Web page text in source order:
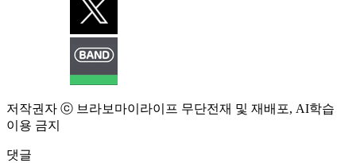
저작권자 ⓒ 브라보마이라이프 무단전재 및 재배포, AI학습
이용 금지
댓글